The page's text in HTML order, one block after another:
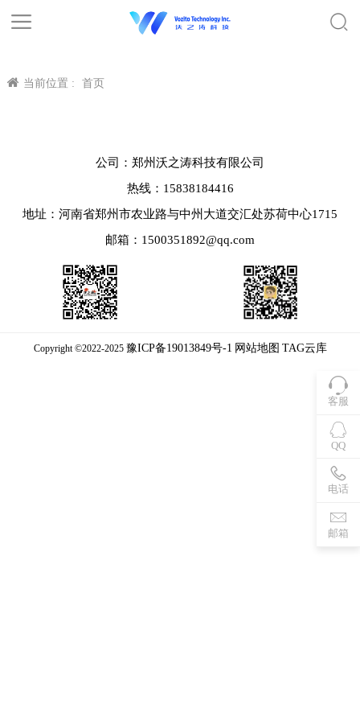
当前位置 : 首页
客服
QQ
电话
邮箱
公司：郑州沃之涛科技有限公司
热线：15838184416
地址：河南省郑州市农业路与中州大道交汇处苏荷中心1715
邮箱：1500351892@qq.com
Copyright ©2022-2025 豫ICP备19013849号-1 网站地图 TAG云库